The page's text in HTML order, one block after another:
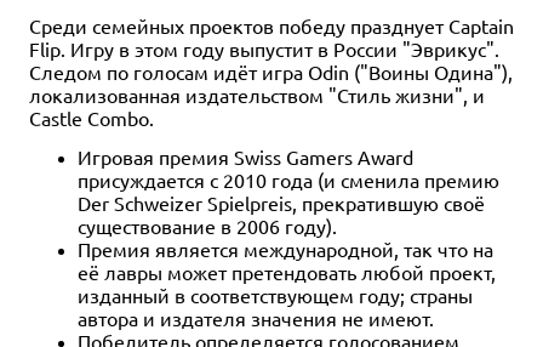
Среди семейных проектов победу празднует Captain
Flip. Игру в этом году выпустит в России "Эврикус".
Следом по голосам идёт игра Odin ("Воины Одина"),
локализованная издательством "Стиль жизни", и
Castle Combo.
Игровая премия Swiss Gamers Award
присуждается с 2010 года (и сменила премию
Der Schweizer Spielpreis, прекратившую своё
существование в 2006 году).
Премия является международной, так что на
её лавры может претендовать любой проект,
изданный в соответствующем году; страны
автора и издателя значения не имеют.
Победитель определяется голосованием